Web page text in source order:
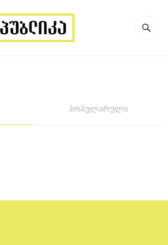
პოპულარული